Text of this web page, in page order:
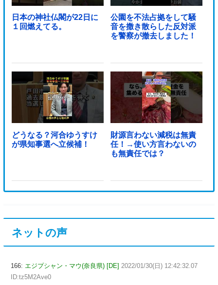
日本の神社仏閣が22日に
１回燃えてる。
公園を不法占拠をして騒
音を撒き散らした反対派
を警察が撤去しました！
どうなる？河合ゆうすけ
が県知事選へ立候補！
財源言わない減税は無責
任！→使い方言わないの
も無責任では？
ネットの声
166: エジプシャン・マウ(奈良県) [DE] 2022/01/30(日) 12:42:32.07
ID:tz5M2Ave0